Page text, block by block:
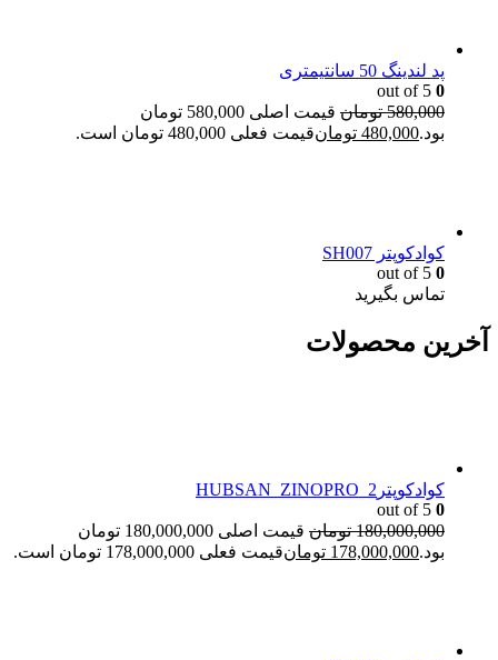
پد لندینگ 50 سانتیمتری
0
580,000 تومان
قیمت اصلی 580,000 تومان
بود.480,000 تومانقیمت فعلی 480,000 تومان است.
کوادکوپتر SH007
0
تماس بگیرید
آخرین محصولات
کوادکوپترHUBSAN_ZINOPRO_2
0
180,000,000 تومان
قیمت اصلی 180,000,000 تومان
بود.178,000,000 تومانقیمت فعلی 178,000,000 تومان است.